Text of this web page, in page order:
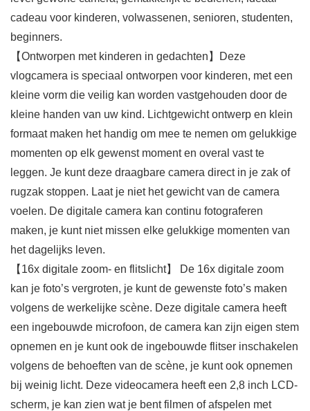
cadeau voor kinderen, volwassenen, senioren, studenten,
beginners.
【Ontworpen met kinderen in gedachten】Deze
vlogcamera is speciaal ontworpen voor kinderen, met een
kleine vorm die veilig kan worden vastgehouden door de
kleine handen van uw kind. Lichtgewicht ontwerp en klein
formaat maken het handig om mee te nemen om gelukkige
momenten op elk gewenst moment en overal vast te
leggen. Je kunt deze draagbare camera direct in je zak of
rugzak stoppen. Laat je niet het gewicht van de camera
voelen. De digitale camera kan continu fotograferen
maken, je kunt niet missen elke gelukkige momenten van
het dagelijks leven.
【16x digitale zoom- en flitslicht】 De 16x digitale zoom
kan je foto’s vergroten, je kunt de gewenste foto’s maken
volgens de werkelijke scène. Deze digitale camera heeft
een ingebouwde microfoon, de camera kan zijn eigen stem
opnemen en je kunt ook de ingebouwde flitser inschakelen
volgens de behoeften van de scène, je kunt ook opnemen
bij weinig licht. Deze videocamera heeft een 2,8 inch LCD-
scherm, je kan zien wat je bent filmen of afspelen met